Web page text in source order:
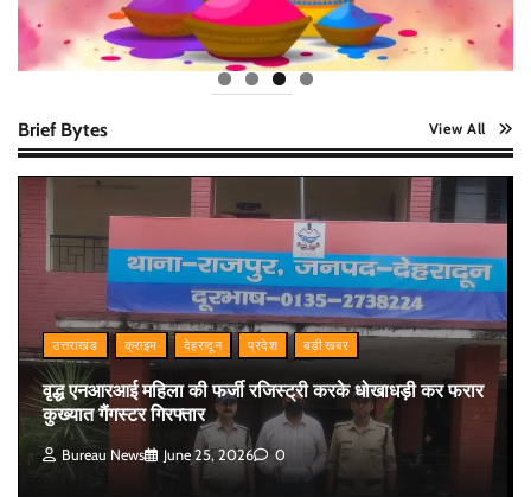
Brief Bytes View All
उत्तराखंड क्राइम देहरादून प्रदेश बड़ी खबर
वृद्ध एनआरआई महिला की फर्जी रजिस्ट्री करके धोखाधड़ी कर फरार
कुख्यात गैंगस्टर गिरफ्तार
Bureau News June 25, 2026 0